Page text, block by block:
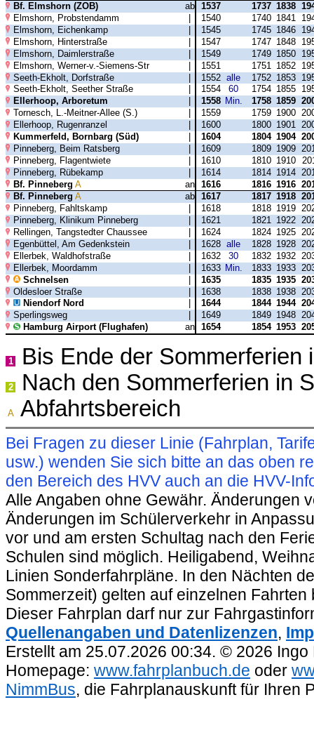
Bf. Elmshorn (ZOB)
ab 1537 1737 1838
Elmshorn, Probstendamm
1540 1740 1841
Elmshorn, Eichenkamp
1545 1745 1846
Elmshorn, Hinterstraße
1547 1747 1848
Elmshorn, Daimlerstraße
| 1549 1749 1850
Elmshorn, Werner-v.-Siemens-Str
| 1551 1751 1852
Seeth-Ekholt, Dorfstraße
| 1552 alle 1752 1853
Seeth-Ekholt, Seether Straße
1554 60 1754 1855
Ellerhoop, Arboretum
1558 Min. 1758 1859
Tornesch, L.-Meitner-Allee (S.)
1559 1759 1900
Ellerhoop, Rugenranzel
1600 1800 1901
Kummerfeld, Bornbarg (Süd)
1604 1804 1904
Pinneberg, Beim Ratsberg
1609 1809 1909
Pinneberg, Flagentwiete
| 1610 1810 1910
Pinneberg, Rübekamp
| 1614 1814 1914
Bf. Pinneberg A an 1616 1816 1916
Bf. Pinneberg A ab 1617 1817 1918
Pinneberg, Fahltskamp
1618 1818 1919
Pinneberg, Klinikum Pinneberg
1621 1821 1922
Rellingen, Tangstedter Chaussee
1624 1824 1925
Egenbüttel, Am Gedenkstein
1628 alle 1828 1928
Ellerbek, Waldhofstraße
1632 30 1832 1932
Ellerbek, Moordamm
1633 Min. 1833 1933
Schnelsen
| 1635 1835 1935
Oldesloer Straße
| 1638 1838 1938
Niendorf Nord
1644 1844 1944
Sperlingsweg
1649 1849 1948
Hamburg Airport (Flughafen)
an 1654 1854 1953
1 Bis Ende der Sommerferien
2 Nach den Sommerferien in
A Abfahrtsbereich
Bei Fragen zu dieser Linie (Fahrplan,
usw.) wenden Sie sich bitte an das oben
den Bereich des HVV auch an die HVV-
Alle Angaben ohne Gewähr. Änderungen
Änderungen im Schülerverkehr in
vor und am ersten Schultag nach den
Schulen sind möglich. Heiligabend,
Linien Sonderfahrpläne. In den Nächten
Sommerzeit) gelten auf einzelnen
Dieser Fahrplan darf nur zur
Quellenangaben und Datenlizenzen,
Erstellt am 25.07.2026 00:34. © 2026
Homepage: www.fahrplanbuch.de oder
NimmBus, die Fahrplanauskunft für Ihren